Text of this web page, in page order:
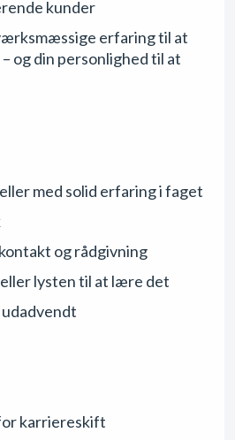
kunder
erfaring til at
og din personlighed til at
med solid erfaring i faget
og rådgivning
lysten til at lære det
karriereskift